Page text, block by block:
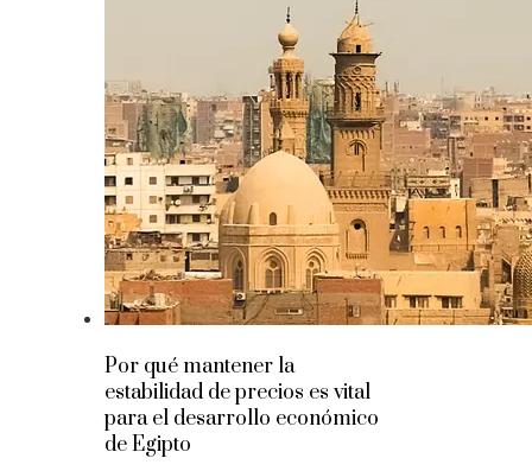
Por qué mantener la
estabilidad de precios es vital
para el desarrollo económico
de Egipto